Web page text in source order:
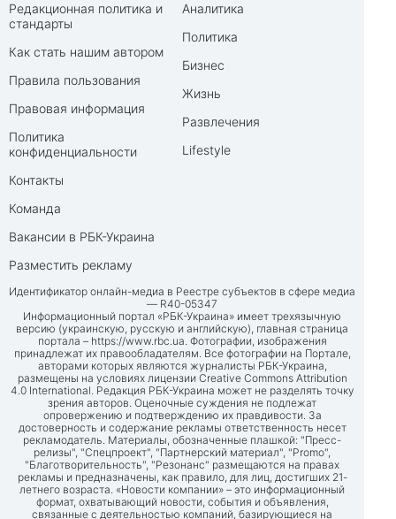
Редакционная политика и
стандарты
Как стать нашим автором
Правила пользования
Правовая информация
Политика
конфиденциальности
Контакты
Команда
Вакансии в РБК-Украина
Разместить рекламу
Аналитика
Политика
Бизнес
Жизнь
Развлечения
Lifestyle
Идентификатор онлайн-медиа в Реестре субъектов в сфере медиа
— R40-05347
Информационный портал «РБК-Украина» имеет трехязычную
версию (украинскую, русскую и английскую), главная страница
портала – https://www.rbc.ua. Фотографии, изображения
принадлежат их правообладателям. Все фотографии на Портале,
авторами которых являются журналисты РБК-Украина,
размещены на условиях лицензии Creative Commons Attribution
4.0 International. Редакция РБК-Украина может не разделять точку
зрения авторов. Оценочные суждения не подлежат
опровержению и подтверждению их правдивости. За
достоверность и содержание рекламы ответственность несет
рекламодатель. Материалы, обозначенные плашкой: "Пресс-
релизы", "Спецпроект", "Партнерский материал", "Promo",
"Благотворительность", "Резонанс" размещаются на правах
рекламы и предназначены, как правило, для лиц, достигших 21-
летнего возраста. «Новости компании» – это информационный
формат, охватывающий новости, события и объявления,
связанные с деятельностью компаний, базирующиеся на